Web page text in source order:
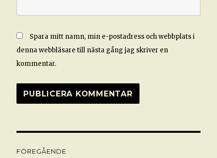
Spara mitt namn, min e-postadress och webbplats i
denna webbläsare till nästa gång jag skriver en
kommentar.
FÖREGÅENDE